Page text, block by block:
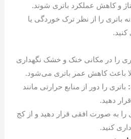
و کاهش عملکرد باتری شوند.
باتری را از نظر ترک خوردگی یا
را در مکانی خنک و خشک نگهداری
باعث کاهش عمر باتری می‌شود.
باتری را دور از منابع حرارتی مانند
دهید.
را به صورت افقی قرار دهید و از کج
کنید.